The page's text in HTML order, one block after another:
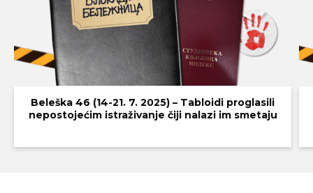
Beleška 46 (14-21. 7. 2025) – Tabloidi proglasili
nepostojećim istraživanje čiji nalazi im smetaju